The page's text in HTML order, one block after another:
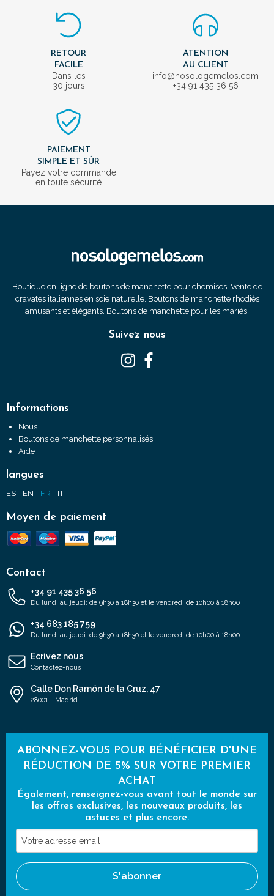
RETOUR
FACILE
Dans les
30 jours
ATENTION
AU CLIENT
info@nosologemelos.com
+34 91 435 36 56
PAIEMENT
SIMPLE ET SÛR
Payez votre commande
en toute sécurité
Boutique en ligne de boutons de manchette pour chemises. Vente de
cravates italiennes en soie naturelle. Boutons de manchette rhodiés
amusants et élégants. Boutons de manchette pour les mariés.
Suivez nous
Informations
Nous
Boutons de manchette personnalisés
Aide
langues
ES EN FR IT
Moyen de paiement
Contact
+34 91 435 36 56
Du lundi au jeudi: de 9h30 à 18h30 et le vendredi de 10h00 à 18h00
+34 683 185 759
Du lundi au jeudi: de 9h30 à 18h30 et le vendredi de 10h00 à 18h00
Ecrivez nous
Contactez-nous
Calle Don Ramón de la Cruz, 47
28001 - Madrid
ABONNEZ-VOUS POUR BÉNÉFICIER D'UNE
RÉDUCTION DE 5% SUR VOTRE PREMIER
ACHAT
Également, renseignez-vous avant tout le monde sur
les offres exclusives, les nouveaux produits, les
astuces et plus encore.
Votre
adresse
email
S'abonner